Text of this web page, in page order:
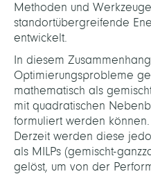
Methoden und
standortübergreifende
entwickelt.
In diesem
Optimierungsprobleme
mathematisch als
mit quadratischen
formuliert werden können.
Derzeit werden diese
als MILPs (gemischt-
gelöst, um von der